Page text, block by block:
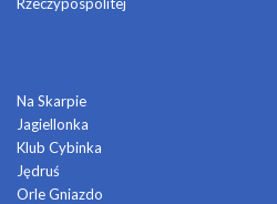
Na Skarpie
Jagiellonka
Klub Cybinka
Jędruś
Orle Gniazdo